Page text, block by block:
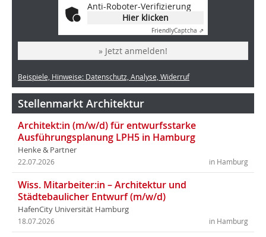
Anti-Roboter-Verifizierung
Hier klicken
FriendlyCaptcha ⇗
» Jetzt anmelden!
Beispiele, Hinweise: Datenschutz, Analyse, Widerruf
Stellenmarkt Architektur
Architekt:in (m/w/d) für entwurfsstarke
Ausführungsplanung LPH5 in Hamburg
Henke & Partner
in Hamburg
22.07.2026
Wiss. Mitarbeiter:in – Architektur und
Städtebaulicher Entwurf (m/w/d)
HafenCity Universität Hamburg
in Hamburg
18.07.2026